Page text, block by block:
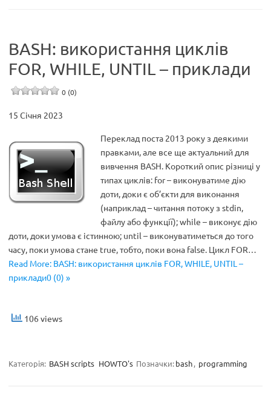
BASH: використання циклів
FOR, WHILE, UNTIL – приклади
0 (0)
15 Січня 2023
Переклад поста 2013 року з деякими
правками, але все ще актуальний для
вивчення BASH. Короткий опис різниці у
типах циклів: for – виконуватиме дію
доти, доки є об’єкти для виконання
(наприклад – читання потоку з stdin,
файлу або функції); while – виконує дію
доти, доки умова є істинною; until – виконуватиметься до того
часу, поки умова стане true, тобто, поки вона false. Цикл FOR…
Read More: BASH: використання циклів FOR, WHILE, UNTIL –
приклади0 (0) »
106 views
Категорія: BASH scripts HOWTO's Позначки:bash, programming